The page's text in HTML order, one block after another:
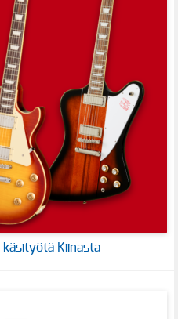
käsityötä Kiinasta